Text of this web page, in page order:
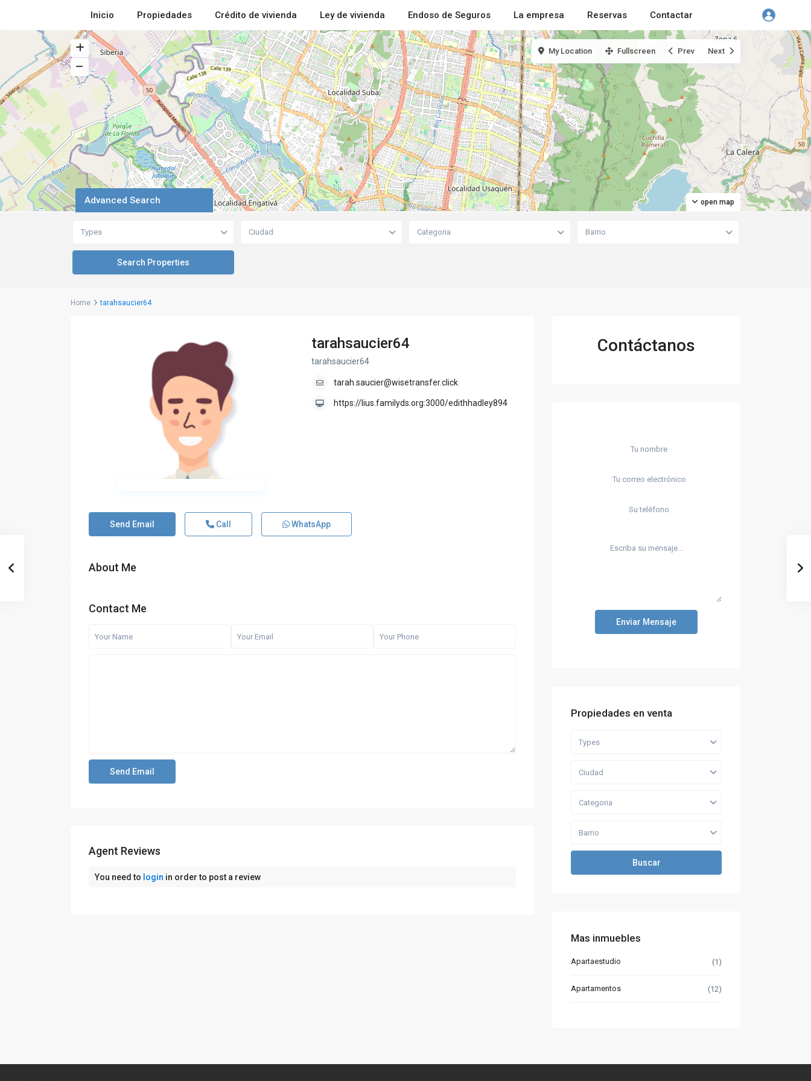
Inicio Propiedades Crédito de vivienda Ley de vivienda Endoso de Seguros La empresa Reservas Contactar
open map
My Location Fullscreen Prev Next
Advanced Search
Types Ciudad Categoria Barrio
Home tarahsaucier64
tarahsaucier64
tarahsaucier64
tarah.saucier@wisetransfer.click
https://lius.familyds.org:3000/edithhadley894
Send Email Call WhatsApp
About Me
Contact Me
Agent Reviews
You need to login in order to post a review
Contáctanos
Enviar Mensaje
Propiedades en venta
Types
Ciudad
Categoria
Barrio
Buscar
Mas inmuebles
Apartaestudio (1)
Apartamentos (12)